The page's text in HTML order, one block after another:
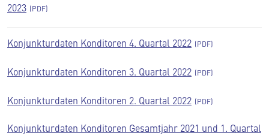
2023
Konjunkturdaten Konditoren 4. Quartal 2022
Konjunkturdaten Konditoren 3. Quartal 2022
Konjunkturdaten Konditoren 2. Quartal 2022
Konjunkturdaten Konditoren Gesamtjahr 2021 und 1. Quartal